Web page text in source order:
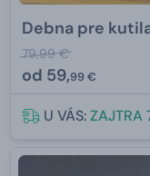
Debna pre
79,99 €
od 59,99 €
U VÁS:ZAJTRA